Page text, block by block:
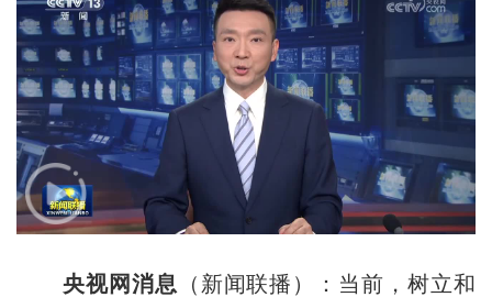
央视网消息 （新闻联播）：当前，树立和